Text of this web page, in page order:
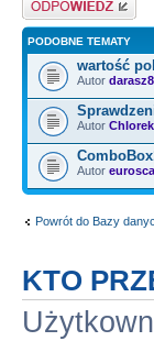
PODOBNE TEMATY
wartość
Autor
Autor Chlorek
Autor
Powrót do Bazy
KTO